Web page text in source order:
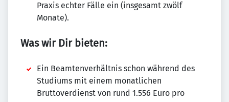
Praxis echter Fälle ein (insgesamt zwölf
Monate).
Was wir Dir bieten:
Ein Beamtenverhältnis schon während des
Studiums mit einem monatlichen
Bruttoverdienst von rund 1.556 Euro pro